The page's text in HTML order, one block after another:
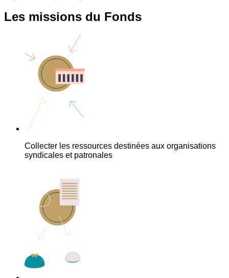
Les missions du Fonds
Collecter les ressources destinées aux organisations
syndicales et patronales